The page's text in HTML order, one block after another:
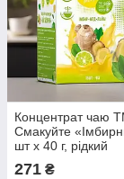
Концентрат чаю
Смакуйте
шт х 40 г, рідкий
271 ₴